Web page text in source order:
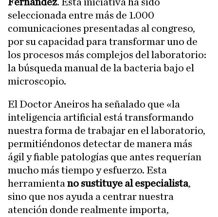
seleccionada entre más de 1.000
comunicaciones presentadas al congreso,
por su capacidad para transformar uno de
los procesos más complejos del laboratorio:
la búsqueda manual de la bacteria bajo el
microscopio.
El Doctor Aneiros ha señalado que «la
inteligencia artificial está transformando
nuestra forma de trabajar en el laboratorio,
permitiéndonos detectar de manera más
ágil y fiable patologías que antes requerían
mucho más tiempo y esfuerzo. Esta
herramienta no sustituye al especialista,
sino que nos ayuda a centrar nuestra
atención donde realmente importa,